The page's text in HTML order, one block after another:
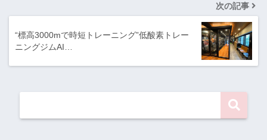
次の記事
“標高3000mで時短トレーニング”低酸素トレー
ニングジムAI…